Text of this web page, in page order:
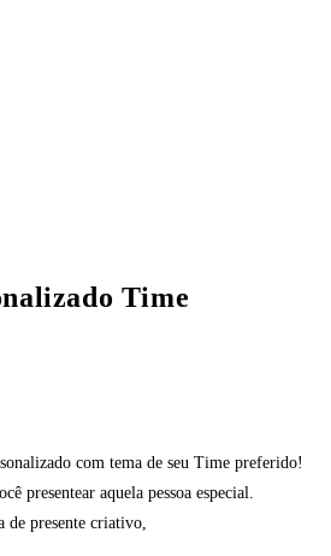
Time
com tema de seu Time preferido!
presentear aquela pessoa especial.
de presente criativo,